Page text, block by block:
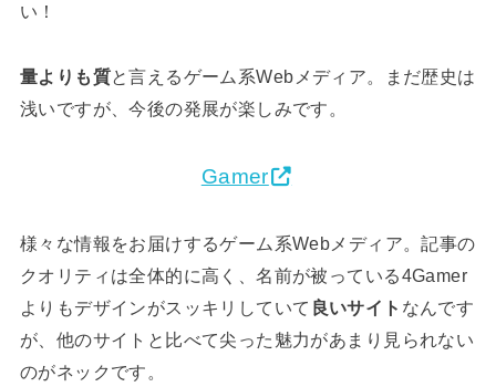
い！
量よりも質と言えるゲーム系Webメディア。まだ歴史は
浅いですが、今後の発展が楽しみです。
Gamer
様々な情報をお届けするゲーム系Webメディア。記事の
クオリティは全体的に高く、名前が被っている4Gamer
よりもデザインがスッキリしていて 良いサイト なんです
が、他のサイトと比べて尖った魅力があまり見られない
のがネックです。